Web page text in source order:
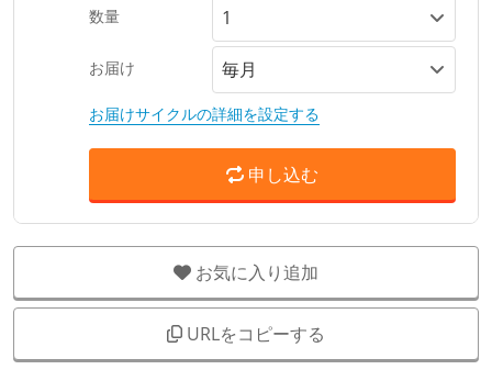
数量
お届け
お届けサイクルの詳細を設定する
申し込む
お気に入り追加
URLをコピーする